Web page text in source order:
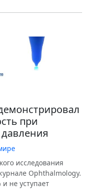
при
исследования
Ophthalmology.
не уступает